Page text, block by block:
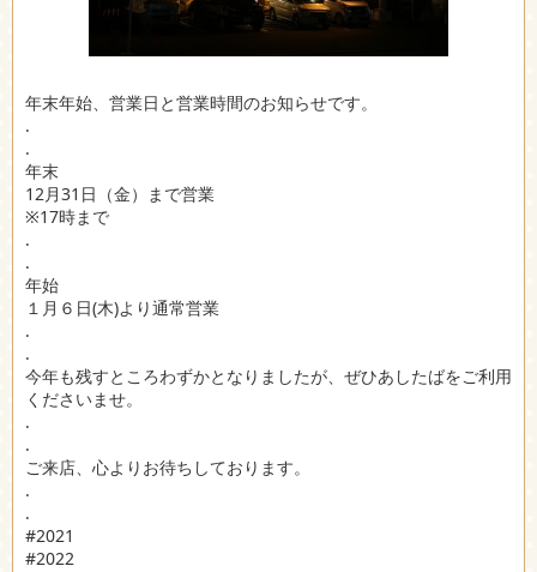
年末年始、営業日と営業時間のお知らせです。
.
.
年末
12月31日（金）まで営業
※17時まで
.
.
年始
１月６日(木)より通常営業
.
.
今年も残すところわずかとなりましたが、ぜひあしたばをご利用
くださいませ。
.
.
ご来店、心よりお待ちしております。
.
.
#2021
#2022